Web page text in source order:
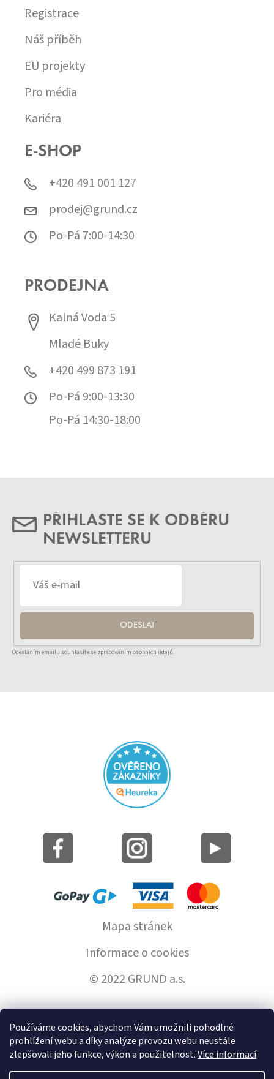
Používáme cookies, abychom Vám umožnili pohodlné
prohlížení webu a díky analýze provozu webu neustále
zlepšovali jeho funkce, výkon a použitelnost.Více informací
Registrace
Náš příběh
EU projekty
Pro média
Kariéra
E-SHOP
+420 491 001 127
prodej@grund.cz
Po-Pá 7:00-14:30
PRODEJNA
Kalná Voda 5
Mladé Buky
+420 499 873 191
Po-Pá 9:00-13:30
Po-Pá 14:30-18:00
PŘIHLASTE SE K ODBĚRU
NEWSLETTERU
ODESLAT
Odesláním emailu souhlasíte se zpracováním osobních údajů.
Mapa stránek
Informace o cookies
© 2022 GRUND a.s.
Vytvořil Shoptet